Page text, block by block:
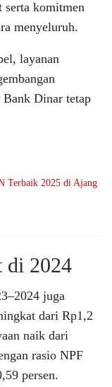
serta komitmen
menyeluruh.
layanan
Dinar tetap
Terbaik 2025 di Ajang
di 2024
juga
dari Rp1,2
naik dari
rasio NPF
persen.